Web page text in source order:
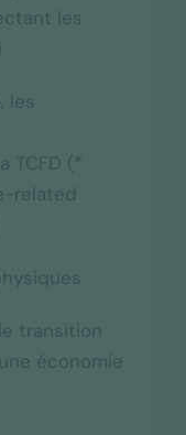
les
les
(*
related
transition
économie